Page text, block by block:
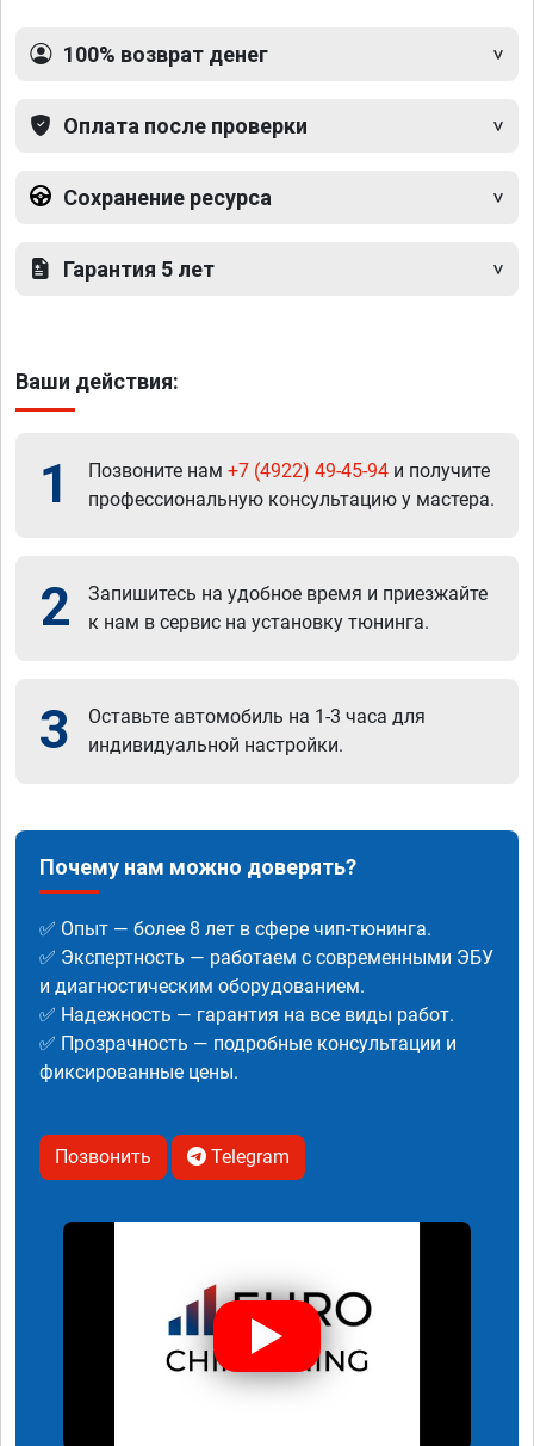
100% возврат денег
Оплата после проверки
Сохранение ресурса
Гарантия 5 лет
Ваши действия:
1 Позвоните нам +7 (4922) 49-45-94 и получите
профессиональную консультацию у мастера.
2
Запишитесь на удобное время и приезжайте
к нам в сервис на установку тюнинга.
3
Оставьте автомобиль на 1-3 часа для
индивидуальной настройки.
Почему нам можно доверять?
✅ Опыт — более 8 лет в сфере чип-тюнинга.
✅ Экспертность — работаем с современными ЭБУ
и диагностическим оборудованием.
✅ Надежность — гарантия на все виды работ.
✅ Прозрачность — подробные консультации и
фиксированные цены.
Позвонить Telegram